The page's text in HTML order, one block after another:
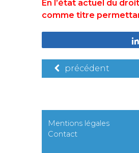
En l’état actuel du
comme titre
précédent
Mentions légales
Contact